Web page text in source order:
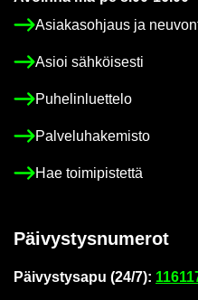
Asia­kas­oh­jaus ja
Asioi säh­köi­ses­ti
Pu­he­lin­luet­te­lo
Pal­ve­lu­ha­ke­mis­to
Hae toi­mi­pis­tet­tä
Päi­vys­tys­nu­me­rot
Päi­vys­tys­a­pu (24/7):